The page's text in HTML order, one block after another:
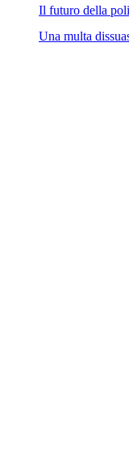
Il futuro della
Una multa